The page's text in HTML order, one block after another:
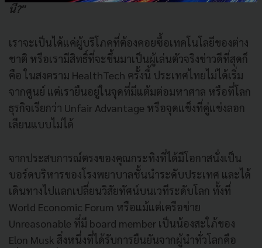
นี้?"
เราจะเป็นได้แค่ผู้บริโภคที่ต้องคอยซื้อเทคโนโลยีของต่าง
ชาติ หรือเรามีสิทธิ์ที่จะขึ้นมาเป็นผู้เล่นตัวจริงข่าวดีที่สุดก็
คือ ในสงคราม HealthTech ครั้งนี้ ประเทศไทยไม่ได้เริ่ม
จากศูนย์ แต่เรายืนอยู่ในจุดที่มีแต้มต่อมหาศาล หรือที่โลก
ธุรกิจเรียกว่า Unfair Advantage หรือจุดแข็งที่คู่แข่งลอก
เลียนแบบไม่ได้
จากประสบการณ์ตรงของคุณกระทิงที่ได้มีโอกาสนั่งเป็น
บอร์ดบริหารของโรงพยาบาลชั้นนำระดับประเทศ และได้
เดินทางไปแลกเปลี่ยนวิสัยทัศน์บนเวทีระดับโลก ทั้งที่
World Economic Forum หรือแม้แต่เครือข่าย
Unreasonable ที่มี board member เป็นน้องสะใภ้ของ
Elon Musk สิ่งหนึ่งที่ได้รับการยืนยันจากผู้นำทั่วโลกคือ